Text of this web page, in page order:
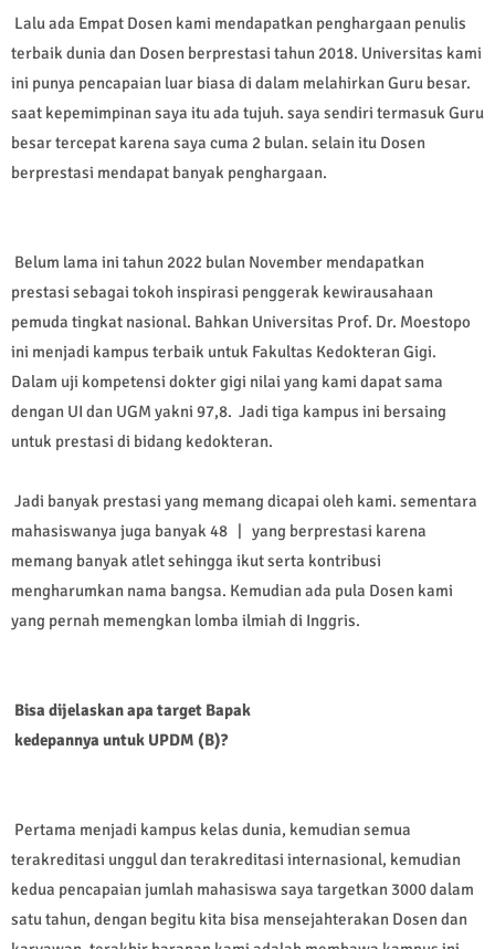
Lalu ada Empat Dosen kami mendapatkan penghargaan penulis
terbaik dunia dan Dosen berprestasi tahun 2018. Universitas kami
ini punya pencapaian luar biasa di dalam melahirkan Guru besar.
saat kepemimpinan saya itu ada tujuh. saya sendiri termasuk Guru
besar tercepat karena saya cuma 2 bulan. selain itu Dosen
berprestasi mendapat banyak penghargaan.
Belum lama ini tahun 2022 bulan November mendapatkan
prestasi sebagai tokoh inspirasi penggerak kewirausahaan
pemuda tingkat nasional. Bahkan Universitas Prof. Dr. Moestopo
ini menjadi kampus terbaik untuk Fakultas Kedokteran Gigi.
Dalam uji kompetensi dokter gigi nilai yang kami dapat sama
dengan UI dan UGM yakni 97,8. Jadi tiga kampus ini bersaing
untuk prestasi di bidang kedokteran.
Jadi banyak prestasi yang memang dicapai oleh kami. sementara
mahasiswanya juga banyak 48 | yang berprestasi karena
memang banyak atlet sehingga ikut serta kontribusi
mengharumkan nama bangsa. Kemudian ada pula Dosen kami
yang pernah memengkan lomba ilmiah di Inggris.
Bisa dijelaskan apa target Bapak
kedepannya untuk UPDM (B)?
Pertama menjadi kampus kelas dunia, kemudian semua
terakreditasi unggul dan terakreditasi internasional, kemudian
kedua pencapaian jumlah mahasiswa saya targetkan 3000 dalam
satu tahun, dengan begitu kita bisa mensejahterakan Dosen dan